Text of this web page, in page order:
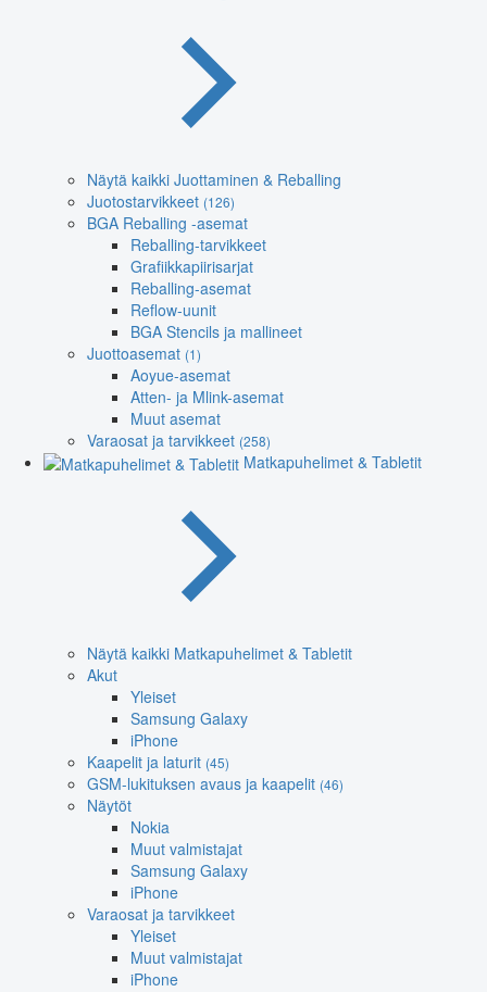
Näytä kaikki Juottaminen & Reballing
Juotostarvikkeet (126)
BGA Reballing -asemat
Reballing-tarvikkeet
Grafiikkapiirisarjat
Reballing-asemat
Reflow-uunit
BGA Stencils ja mallineet
Juottoasemat (1)
Aoyue-asemat
Atten- ja Mlink-asemat
Muut asemat
Varaosat ja tarvikkeet (258)
Matkapuhelimet & Tabletit
Näytä kaikki Matkapuhelimet & Tabletit
Akut
Yleiset
Samsung Galaxy
iPhone
Kaapelit ja laturit (45)
GSM-lukituksen avaus ja kaapelit (46)
Näytöt
Nokia
Muut valmistajat
Samsung Galaxy
iPhone
Varaosat ja tarvikkeet
Yleiset
Muut valmistajat
iPhone